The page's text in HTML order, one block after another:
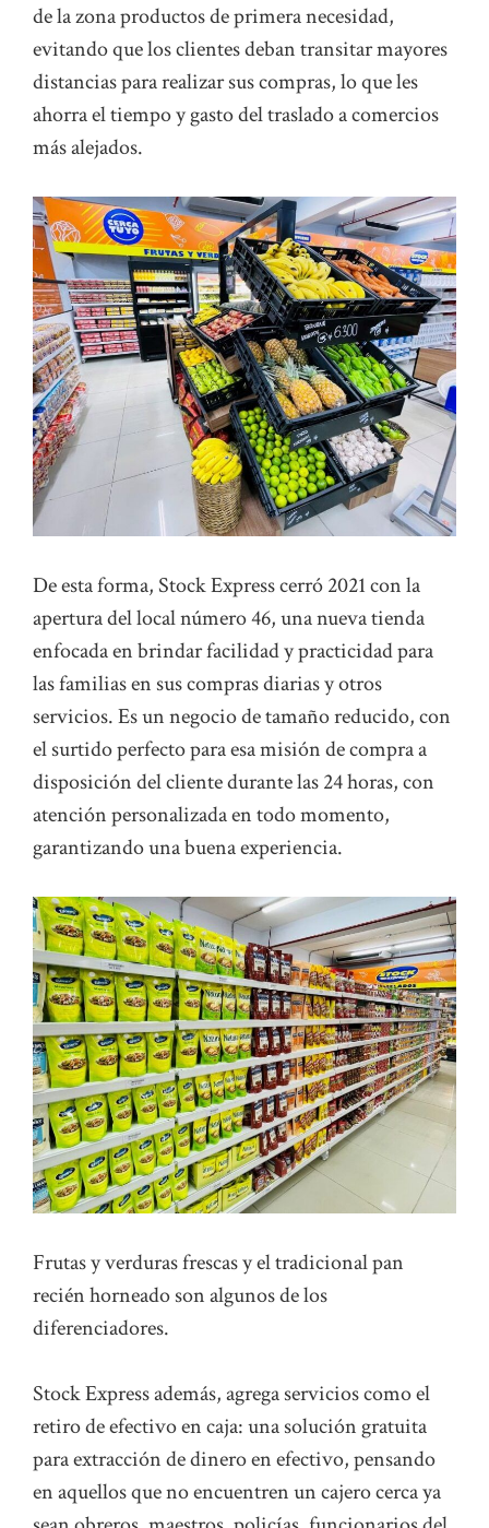
de la zona productos de primera necesidad,
evitando que los clientes deban transitar mayores
distancias para realizar sus compras, lo que les
ahorra el tiempo y gasto del traslado a comercios
más alejados.
De esta forma, Stock Express cerró 2021 con la
apertura del local número 46, una nueva tienda
enfocada en brindar facilidad y practicidad para
las familias en sus compras diarias y otros
servicios. Es un negocio de tamaño reducido, con
el surtido perfecto para esa misión de compra a
disposición del cliente durante las 24 horas, con
atención personalizada en todo momento,
garantizando una buena experiencia.
Frutas y verduras frescas y el tradicional pan
recién horneado son algunos de los
diferenciadores.
Stock Express además, agrega servicios como el
retiro de efectivo en caja: una solución gratuita
para extracción de dinero en efectivo, pensando
en aquellos que no encuentren un cajero cerca ya